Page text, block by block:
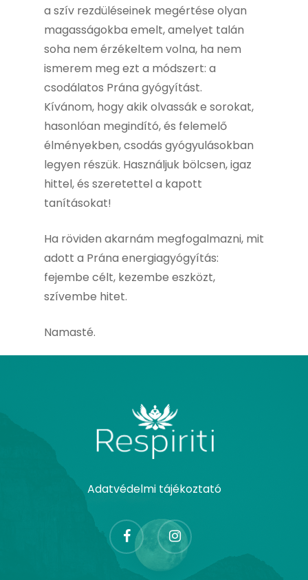
a szív rezdüléseinek megértése olyan
magasságokba emelt, amelyet talán
soha nem érzékeltem volna, ha nem
ismerem meg ezt a módszert: a
csodálatos Prána gyógyítást.
Kívánom, hogy akik olvassák e sorokat,
hasonlóan megindító, és felemelő
élményekben, csodás gyógyulásokban
legyen részük. Használjuk bölcsen, igaz
hittel, és szeretettel a kapott
tanításokat!
Ha röviden akarnám megfogalmazni, mit
adott a Prána energiagyógyítás:
fejembe célt, kezembe eszközt,
szívembe hitet.
Namasté.
Adatvédelmi tájékoztató
facebook instagram